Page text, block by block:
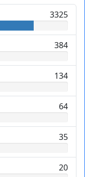
3325
384
134
64
35
20